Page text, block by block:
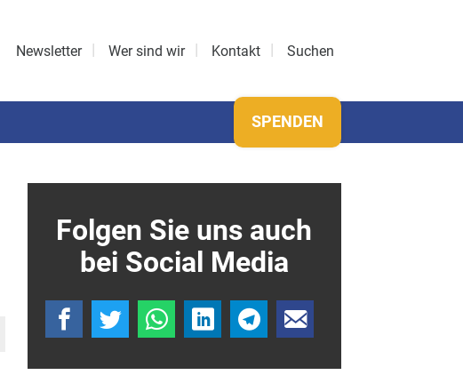
Newsletter Wer sind wir Kontakt Suchen
SPENDEN
Folgen Sie uns auch
bei Social Media